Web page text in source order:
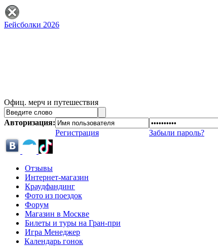
Бейсболки 2026
Офиц. мерч и путешествия
Авторизация:
Регистрация
Забыли пароль?
Отзывы
Интернет-магазин
Краудфандинг
Фото из поездок
Форум
Магазин в Москве
Билеты и туры на Гран-при
Игра Менеджер
Календарь гонок